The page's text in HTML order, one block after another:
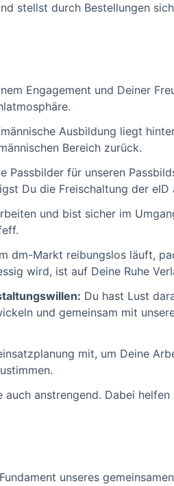
stellst durch Bestellungen
Engagement und Deiner
Ausbildung liegt
Bereich zurück.
Passbilder für unseren
Du die Freischaltung der eID
und bist sicher im
dm-Markt reibungslos läuft,
wird, ist auf Deine Ruhe
Du hast Lust
und gemeinsam mit
mit, um Deine
anstrengend. Dabei
unseres